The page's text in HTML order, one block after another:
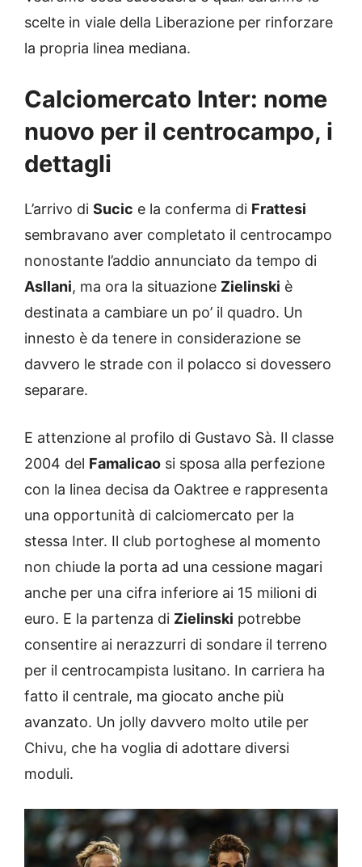
scelte in viale della Liberazione per rinforzare
la propria linea mediana.
Calciomercato Inter: nome
nuovo per il centrocampo, i
dettagli
L’arrivo di Sucic e la conferma di Frattesi
sembravano aver completato il centrocampo
nonostante l’addio annunciato da tempo di
Asllani, ma ora la situazione Zielinski è
destinata a cambiare un po’ il quadro. Un
innesto è da tenere in considerazione se
davvero le strade con il polacco si dovessero
separare.
E attenzione al profilo di Gustavo Sà. Il classe
2004 del Famalicao si sposa alla perfezione
con la linea decisa da Oaktree e rappresenta
una opportunità di calciomercato per la
stessa Inter. Il club portoghese al momento
non chiude la porta ad una cessione magari
anche per una cifra inferiore ai 15 milioni di
euro. E la partenza di Zielinski potrebbe
consentire ai nerazzurri di sondare il terreno
per il centrocampista lusitano. In carriera ha
fatto il centrale, ma giocato anche più
avanzato. Un jolly davvero molto utile per
Chivu, che ha voglia di adottare diversi
moduli.